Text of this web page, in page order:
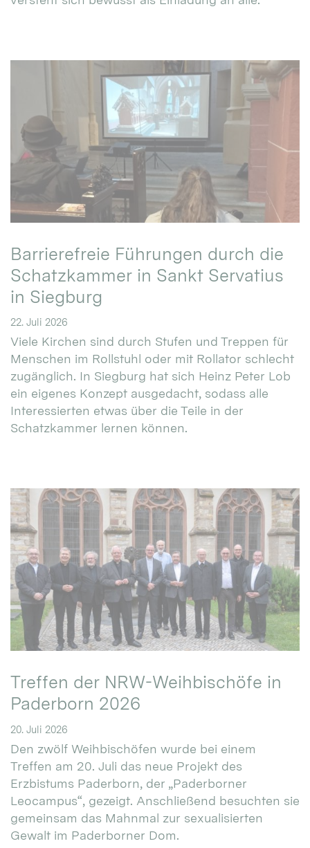
Barrierefreie Führungen durch die
Schatzkammer in Sankt Servatius
in Siegburg
22. Juli 2026
Viele Kirchen sind durch Stufen und Treppen für
Menschen im Rollstuhl oder mit Rollator schlecht
zugänglich. In Siegburg hat sich Heinz Peter Lob
ein eigenes Konzept ausgedacht, sodass alle
Interessierten etwas über die Teile in der
Schatzkammer lernen können.
Treffen der NRW-Weihbischöfe in
Paderborn 2026
20. Juli 2026
Den zwölf Weihbischöfen wurde bei einem
Treffen am 20. Juli das neue Projekt des
Erzbistums Paderborn, der „Paderborner
Leocampus“, gezeigt. Anschließend besuchten sie
gemeinsam das Mahnmal zur sexualisierten
Gewalt im Paderborner Dom.